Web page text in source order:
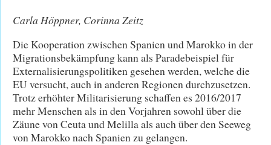
Carla Höppner, Corinna Zeitz
Die Kooperation zwischen Spanien und Marokko in der
Migrationsbekämpfung kann als Paradebeispiel für
Externalisierungspolitiken gesehen werden, welche die
EU versucht, auch in anderen Regionen durchzusetzen.
Trotz erhöhter Militarisierung schaffen es 2016/2017
mehr Menschen als in den Vorjahren sowohl über die
Zäune von Ceuta und Melilla als auch über den Seeweg
von Marokko nach Spanien zu gelangen.